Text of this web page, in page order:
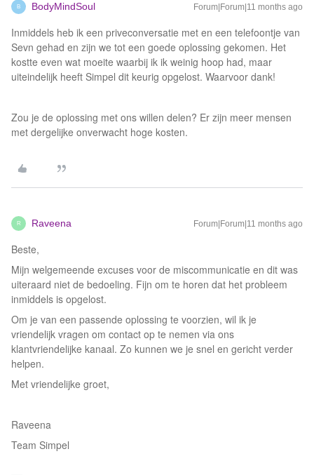
B BodyMindSoul Forum|Forum|11 months ago
Inmiddels heb ik een priveconversatie met en een telefoontje van
Sevn gehad en zijn we tot een goede oplossing gekomen. Het
kostte even wat moeite waarbij ik ik weinig hoop had, maar
uiteindelijk heeft Simpel dit keurig opgelost. Waarvoor dank!
Zou je de oplossing met ons willen delen? Er zijn meer mensen
met dergelijke onverwacht hoge kosten.
R Raveena Forum|Forum|11 months ago
Beste,
Mijn welgemeende excuses voor de miscommunicatie en dit was
uiteraard niet de bedoeling. Fijn om te horen dat het probleem
inmiddels is opgelost.
Om je van een passende oplossing te voorzien, wil ik je
vriendelijk vragen om contact op te nemen via ons
klantvriendelijke kanaal. Zo kunnen we je snel en gericht verder
helpen.
Met vriendelijke groet,
Raveena
Team Simpel